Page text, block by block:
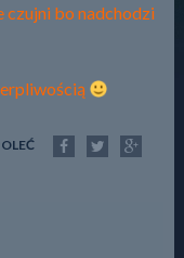
czujni bo nadchodzi